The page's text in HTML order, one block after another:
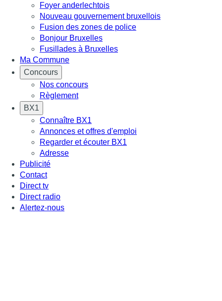
Foyer anderlechtois
Nouveau gouvernement bruxellois
Fusion des zones de police
Bonjour Bruxelles
Fusillades à Bruxelles
Ma Commune
Concours
Nos concours
Règlement
BX1
Connaître BX1
Annonces et offres d'emploi
Regarder et écouter BX1
Adresse
Publicité
Contact
Direct tv
Direct radio
Alertez-nous